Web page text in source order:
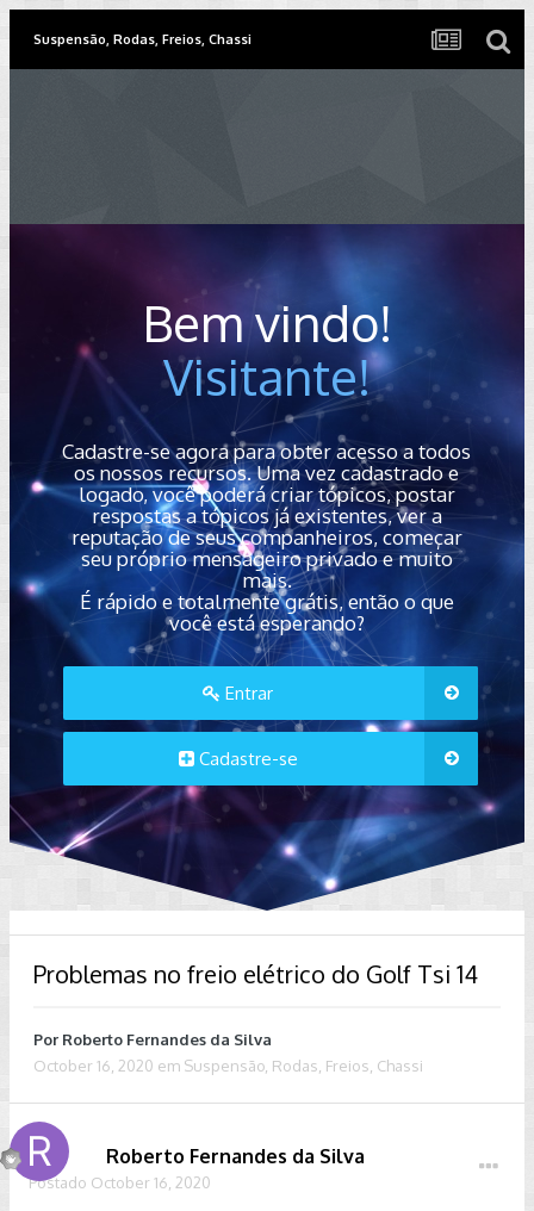
Suspensão, Rodas, Freios, Chassi
Bem vindo!
Visitante!
Cadastre-se agora para obter acesso a todos
os nossos recursos. Uma vez cadastrado e
logado, você poderá criar tópicos, postar
respostas a tópicos já existentes, ver a
reputação de seus companheiros, começar
seu próprio mensageiro privado e muito
mais.
É rápido e totalmente grátis, então o que
você está esperando?
Entrar
Cadastre-se
Problemas no freio elétrico do Golf Tsi 14
Por Roberto Fernandes da Silva
October 16, 2020 em Suspensão, Rodas, Freios, Chassi
Roberto Fernandes da Silva
Postado October 16, 2020